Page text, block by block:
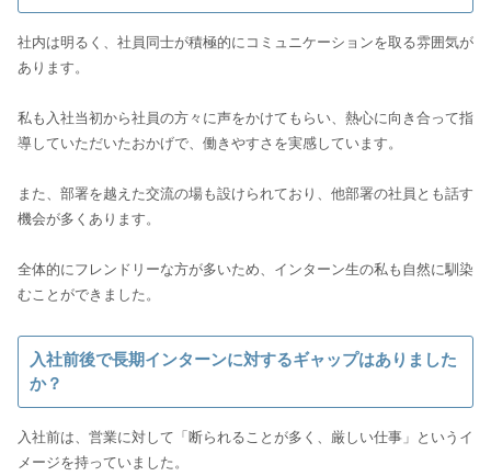
社内は明るく、社員同士が積極的にコミュニケーションを取る雰囲気が
あります。
私も入社当初から社員の方々に声をかけてもらい、熱心に向き合って指
導していただいたおかげで、働きやすさを実感しています。
また、部署を越えた交流の場も設けられており、他部署の社員とも話す
機会が多くあります。
全体的にフレンドリーな方が多いため、インターン生の私も自然に馴染
むことができました。
入社前後で長期インターンに対するギャップはありました
か？
入社前は、営業に対して「断られることが多く、厳しい仕事」というイ
メージを持っていました。